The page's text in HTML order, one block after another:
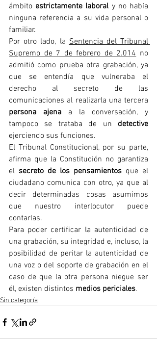
ámbito estrictamente laboral y no había
ninguna referencia a su vida personal o
familiar.
Por otro lado, la Sentencia del Tribunal
Supremo de 7 de febrero de 2.014 no
admitió como prueba otra grabación, ya
que se entendía que vulneraba el
derecho al secreto de las
persona ajena a la conversación, y
tampoco se trataba de un detective
ejerciendo sus funciones.
El Tribunal Constitucional, por su parte,
afirma que la Constitución no garantiza
el secreto de los pensamientos que el
ciudadano comunica con otro, ya que al
decir determinadas cosas asumimos
que nuestro interlocutor puede
contarlas.
Para poder certificar la autenticidad de
una grabación, su integridad e, incluso, la
posibilidad de peritar la autenticidad de
una voz o del soporte de grabación en el
caso de que la otra persona niegue ser
él, existen distintos medios periciales.
Sin categoría